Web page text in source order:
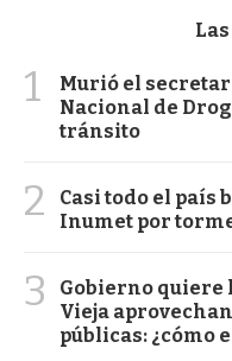
1
Murió el
Nacional de
tránsito
2
Casi todo el país
Inumet por
3
Gobierno quiere
Vieja
públicas: ¿cómo